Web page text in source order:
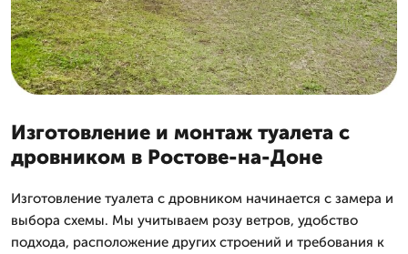
Изготовление и монтаж туалета с
дровником в Ростове-на-Доне
Изготовление туалета с дровником начинается с замера и
выбора схемы. Мы учитываем розу ветров, удобство
подхода, расположение других строений и требования к